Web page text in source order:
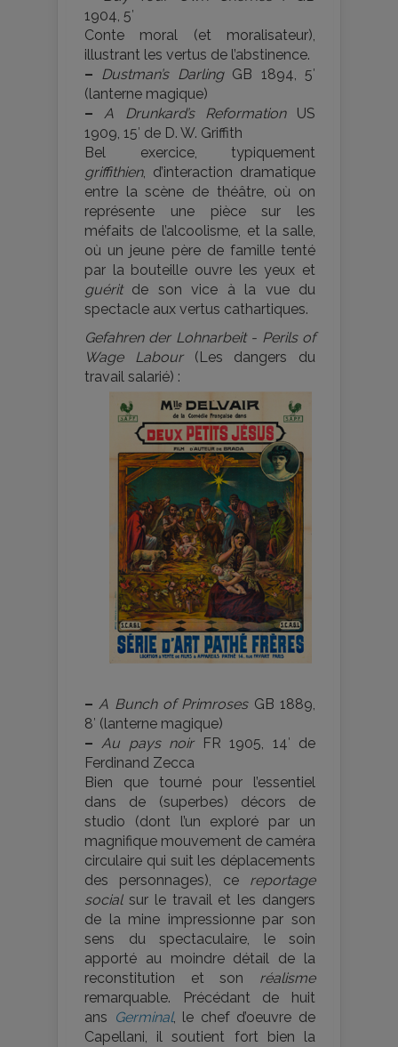
1904, 5′
Conte moral (et moralisateur),
illustrant les vertus de l’abstinence.
– Dustman’s DarlingGB 1894, 5′
(lanterne magique)
–
A Drunkard’s ReformationUS
1909, 15′ de D. W. Griffith
Bel exercice, typiquement
griffithien, d’interaction dramatique
entre la scène de théâtre, où on
représente une pièce sur les
méfaits de l’alcoolisme, et la salle,
où un jeune père de famille tenté
par la bouteille ouvre les yeux et
guéritde son vice à la vue du
spectacle aux vertus cathartiques.
Gefahren der Lohnarbeit - Perils of
Wage Labour(Les dangers du
travail salarié) :
– A Bunch of PrimrosesGB 1889,
8′ (lanterne magique)
– Au pays noirFR 1905, 14′ de
Ferdinand Zecca
Bien que tourné pour l’essentiel
dans de (superbes) décors de
studio (dont l’un exploré par un
magnifique mouvement de caméra
circulaire qui suit les déplacements
des personnages), ce reportage
socialsur le travail et les dangers
de la mine impressionne par son
sens du spectaculaire, le soin
apporté au moindre détail de la
reconstitution et son réalisme
remarquable. Précédant de huit
ans Germinal, le chef d’oeuvre de
Capellani, il soutient fort bien la